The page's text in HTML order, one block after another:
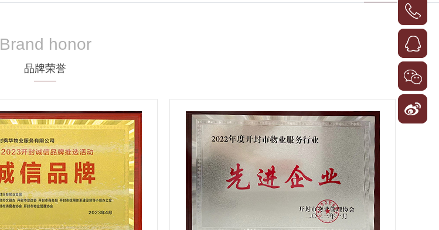
Brand honor
品牌荣誉